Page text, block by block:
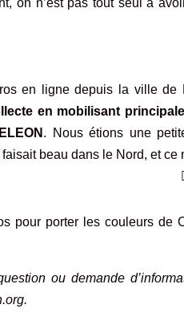
on n’est pas tout seul à
en ligne depuis la ville de
en mobilisant
. Nous étions une
beau dans le Nord, et ce
pour porter les couleurs de
ou demande